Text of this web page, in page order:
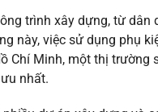
trình xây dựng, từ dân
này, việc sử dụng phụ
Chí Minh, một thị trường
nhất.